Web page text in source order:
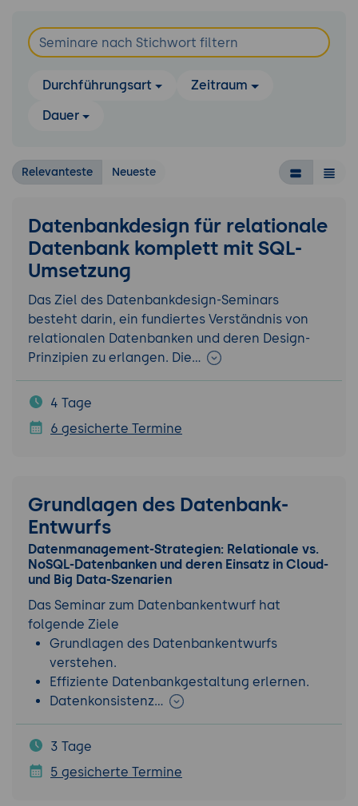
Durchführungsart
Zeitraum
Dauer
Relevanteste Neueste
Datenbankdesign für relationale
Datenbank komplett mit SQL-
Umsetzung
Das Ziel des Datenbankdesign-Seminars
besteht darin, ein fundiertes Verständnis von
relationalen Datenbanken und deren Design-
Prinzipien zu erlangen. Die…
4 Tage
6 gesicherte Termine
Grundlagen des Datenbank-
Entwurfs
Datenmanagement-Strategien: Relationale vs.
NoSQL-Datenbanken und deren Einsatz in Cloud-
und Big Data-Szenarien
Das Seminar zum Datenbankentwurf hat
folgende Ziele
Grundlagen des Datenbankentwurfs
verstehen.
Effiziente Datenbankgestaltung erlernen.
Datenkonsistenz…
3 Tage
5 gesicherte Termine